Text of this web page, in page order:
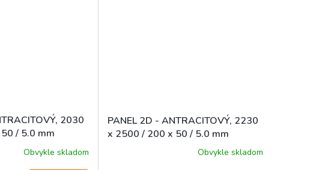
2030
/ 5.0 mm
Obvykle skladom
PANEL 2D - ANTRACITOVÝ, 2230
x 2500 / 200 x 50 / 5.0 mm
Obvykle skladom